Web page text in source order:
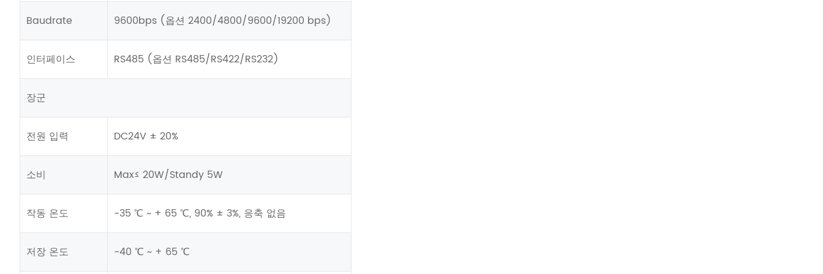
Baudrate 9600bps (옵션 2400/4800/9600/19200 bps)
인터페이스 RS485 (옵션 RS485/RS422/RS232)
장군
전원 입력 DC24V ± 20%
소비 Max≤ 20W/Standy 5W
작동 온도 -35 ℃ ~ + 65 ℃, 90% ± 3%, 응축 없음
저장 온도 -40 ℃ ~ + 65 ℃